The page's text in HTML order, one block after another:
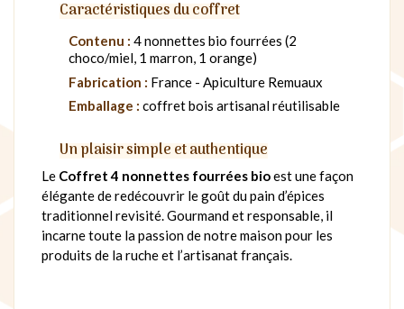
Caractéristiques du coffret
Contenu : 4 nonnettes bio fourrées (2
choco/miel, 1 marron, 1 orange)
Fabrication : France - Apiculture Remuaux
Emballage : coffret bois artisanal réutilisable
Un plaisir simple et authentique
Le Coffret 4 nonnettes fourrées bioest une façon
élégante de redécouvrir le goût du pain d’épices
traditionnel revisité. Gourmand et responsable, il
incarne toute la passion de notre maison pour les
produits de la ruche et l’artisanat français.